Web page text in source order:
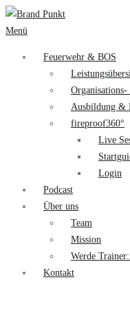
Menü
Feuerwehr & BOS
Ausbildung &
fireproof360°
Live
Login
Podcast
Über uns
Team
Mission
Werde
Kontakt